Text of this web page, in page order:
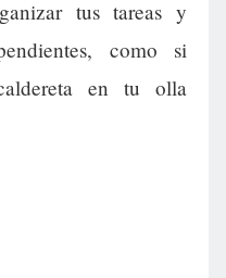
tus tareas y
como si
en tu olla